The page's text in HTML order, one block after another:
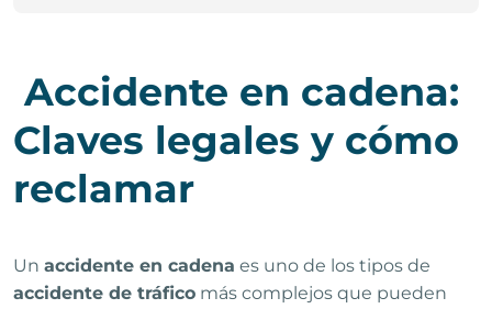
Accidente en cadena:
Claves legales y cómo
reclamar
Un accidente en cadena es uno de los tipos de
accidente de tráfico más complejos que pueden